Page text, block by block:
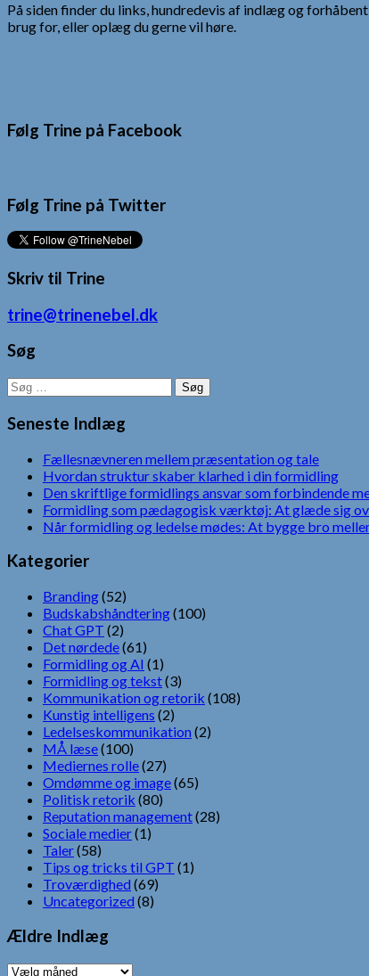
På siden finder du links, hundredevis af indlæg og
brug for, eller oplæg du gerne vil høre.
Følg Trine på Facebook
Følg Trine på Twitter
Skriv til Trine
trine@trinenebel.dk
Søg
Søg
efter:
Seneste Indlæg
Fællesnævneren mellem præsentation og tale
Hvordan struktur skaber klarhed i din formidling
Den skriftlige formidlings ansvar som forbindende
Formidling som pædagogisk værktøj: At glæde sig
Når formidling og ledelse mødes: At bygge bro
Kategorier
Branding(52)
Budskabshåndtering(100)
Chat GPT (2)
Det nørdede(61)
Formidling og AI (1)
Formidling og tekst(3)
Kommunikation og retorik (108)
Kunstig intelligens (2)
Ledelseskommunikation (2)
MÅ læse(100)
Mediernes rolle(27)
Omdømme og image(65)
Politisk retorik (80)
Reputation management(28)
Sociale medier(1)
Taler(58)
Tips og tricks til GPT (1)
Troværdighed (69)
Uncategorized (8)
Ældre Indlæg
Ældre